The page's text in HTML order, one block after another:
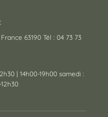
63190 Tél : 04 73 73
| 14h00-19h00 samedi :